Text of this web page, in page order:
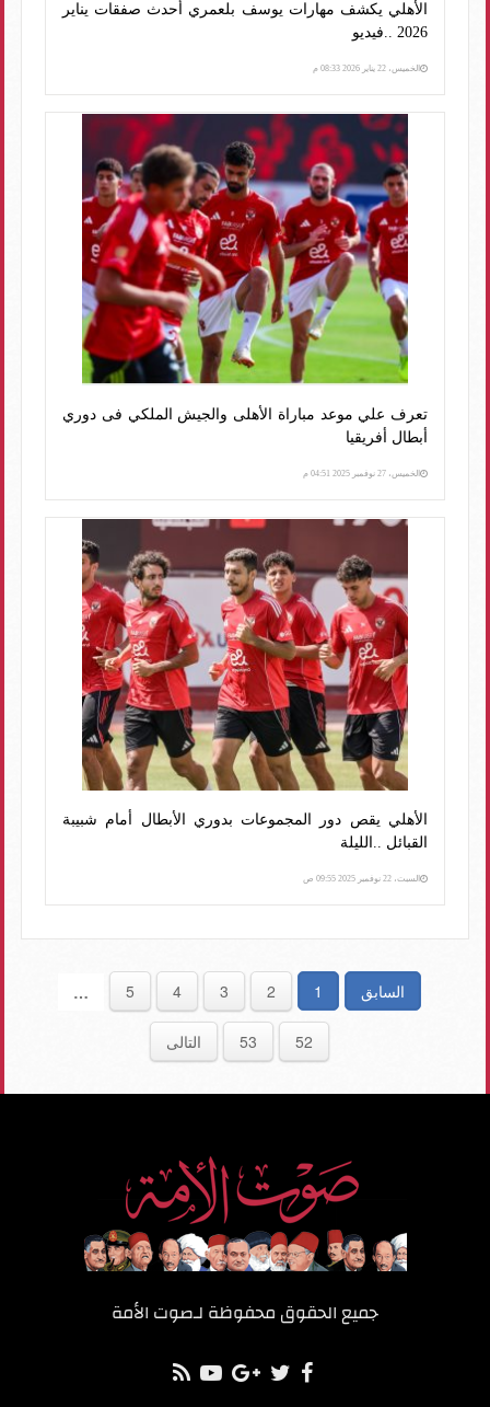
الأهلي يكشف مهارات يوسف بلعمري أحدث صفقات يناير
2026 ..فيديو
الخميس، 22 يناير 2026 08:33 م
تعرف علي موعد مباراة الأهلى والجيش الملكي فى دوري
أبطال أفريقيا
الخميس، 27 نوفمبر 2025 04:51 م
الأهلي يقص دور المجموعات بدوري الأبطال أمام شبيبة
القبائل ..الليلة
السبت، 22 نوفمبر 2025 09:55 ص
السابق 1
2
3
4
5
…
52
53 التالى
جميع الحقوق محفوظة لـصوت الأمة